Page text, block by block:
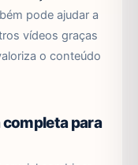
pode ajudar a
vídeos graças
o conteúdo
para